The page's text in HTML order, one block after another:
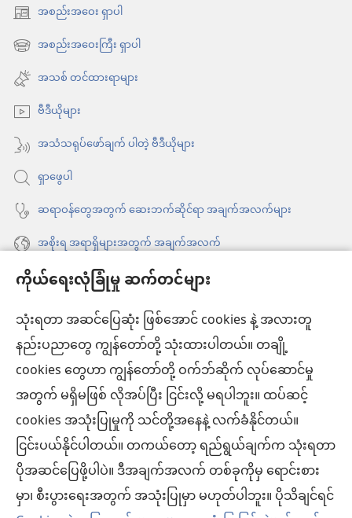
ကိုယ်ရေးလုံခြုံမှု ဆက်တင်များ
သုံးရတာ အဆင်ပြေဆုံး ဖြစ်အောင် cookies နဲ့ အလားတူ
နည်းပညာတွေ ကျွန်တော်တို့ သုံးထားပါတယ်။ တချို့
cookies တွေဟာ ကျွန်တော်တို့ ဝက်ဘ်ဆိုက် လုပ်ဆောင်မှု
အတွက် မရှိမဖြစ် လိုအပ်ပြီး ငြင်းလို့ မရပါဘူး။ ထပ်ဆင့်
cookies အသုံးပြုမှုကို သင်တို့အနေနဲ့ လက်ခံနိုင်တယ်။
ငြင်းပယ်နိုင်ပါတယ်။ တကယ်တော့ ရည်ရွယ်ချက်က သုံးရတာ
ပိုအဆင်ပြေဖို့ပါပဲ။ ဒီအချက်အလက် တစ်ခုကိုမှ ရောင်းစား
မှာ၊ စီးပွားရေးအတွက် အသုံးပြုမှာ မဟုတ်ပါဘူး။ ပိုသိချင်ရင်
အစည်းအဝေး ရှာပါ
(window
အသစ်
င့်
နေ
ပါ
တယ်)
အစည်းအဝေးကြီး ရှာပါ
(window
အသစ်
င့်
နေ
ပါ
တယ်)
အသစ် တင်ထားရာများ
ဗီဒီယိုများ
အသံသရုပ်ဖော်ချက် ပါတဲ့ ဗီဒီယိုများ
ရှာဖွေပါ
ဆရာဝန်တွေအတွက် ဆေးဘက်ဆိုင်ရာ အချက်အလက်များ
အစိုးရ အရာရှိများအတွက် အချက်အလက်
အကူအညီ
အလှူငွေ
(window
အသစ်
ဖွ
င့်
နေ
ပါ
တယ်)
ကင်းမျှော်စင် အွန်လိုင်းစာကြည့်တိုက်™
(window
အသစ်
ဖွ
င့်
နေ
ပါ
တယ်)
JW Hub®
(window
အသစ်
ဖွ
င့်
နေ
JW Library®
ကင်းမျှော်စင် စာကြည့်တိုက်